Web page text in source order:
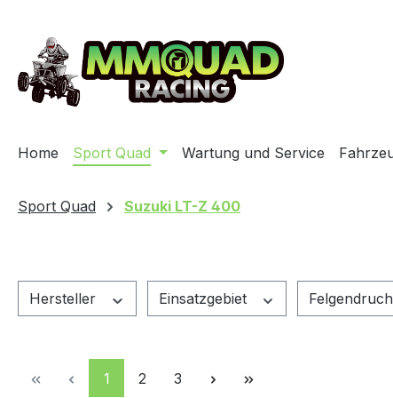
Home Sport Quad Wartung und Service
Sport Quad Suzuki LT-Z 400
Hersteller Einsatzgebiet
Seite
1 Seite
2 Seite
3